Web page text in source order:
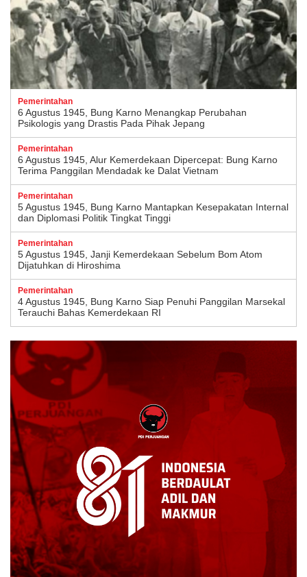
Pemerintahan
6 Agustus 1945, Bung Karno Menangkap Perubahan
Psikologis yang Drastis Pada Pihak Jepang
Pemerintahan
6 Agustus 1945, Alur Kemerdekaan Dipercepat: Bung Karno
Terima Panggilan Mendadak ke Dalat Vietnam
Pemerintahan
5 Agustus 1945, Bung Karno Mantapkan Kesepakatan Internal
dan Diplomasi Politik Tingkat Tinggi
Pemerintahan
5 Agustus 1945, Janji Kemerdekaan Sebelum Bom Atom
Dijatuhkan di Hiroshima
Pemerintahan
4 Agustus 1945, Bung Karno Siap Penuhi Panggilan Marsekal
Terauchi Bahas Kemerdekaan RI